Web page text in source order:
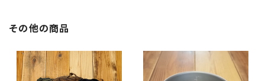
その他の商品